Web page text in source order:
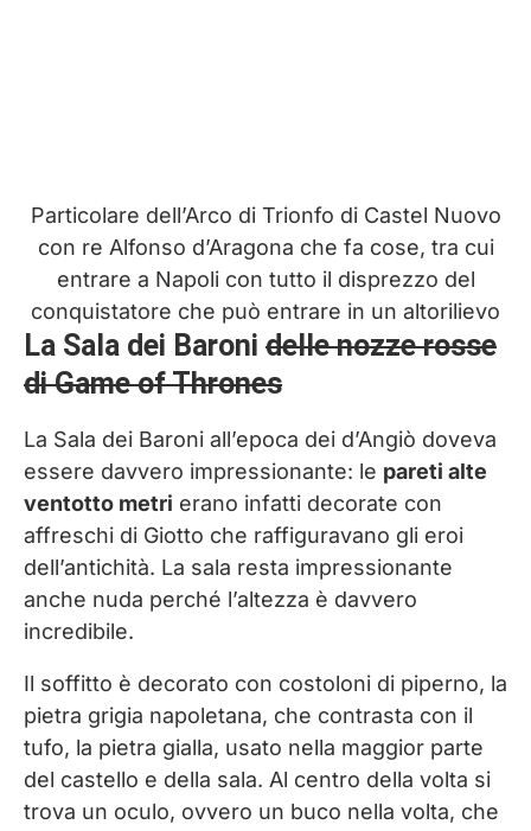
Particolare dell’Arco di Trionfo di Castel Nuovo
con re Alfonso d’Aragona che fa cose, tra cui
entrare a Napoli con tutto il disprezzo del
conquistatore che può entrare in un altorilievo
La Sala dei Baroni delle nozze rosse
di Game of Thrones
La Sala dei Baroni all’epoca dei d’Angiò doveva
essere davvero impressionante: le pareti alte
ventotto metri erano infatti decorate con
affreschi di Giotto che raffiguravano gli eroi
dell’antichità. La sala resta impressionante
anche nuda perché l’altezza è davvero
incredibile.
Il soffitto è decorato con costoloni di piperno, la
pietra grigia napoletana, che contrasta con il
tufo, la pietra gialla, usato nella maggior parte
del castello e della sala. Al centro della volta si
trova un oculo, ovvero un buco nella volta, che